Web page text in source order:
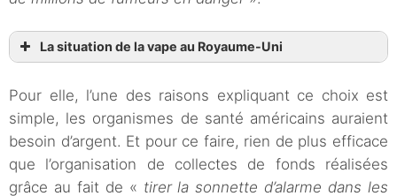
La situation de la vape au Royaume-Uni
Pour elle, l’une des raisons expliquant ce choix est
simple, les organismes de santé américains auraient
besoin d’argent. Et pour ce faire, rien de plus efficace
que l’organisation de collectes de fonds réalisées
grâce au fait de « tirer la sonnette d’alarme dans les